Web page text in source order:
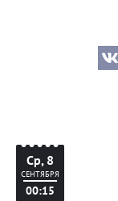
Ср, 8
СЕНТЯБРЯ
00:15